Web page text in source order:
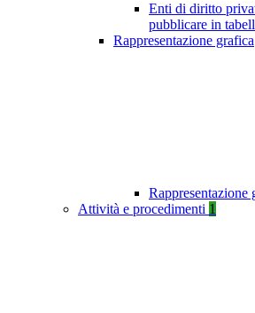
Enti di diritto
pubblicare in
Rappresentazione grafica
Rappresentazione
Attività e procedimenti 1